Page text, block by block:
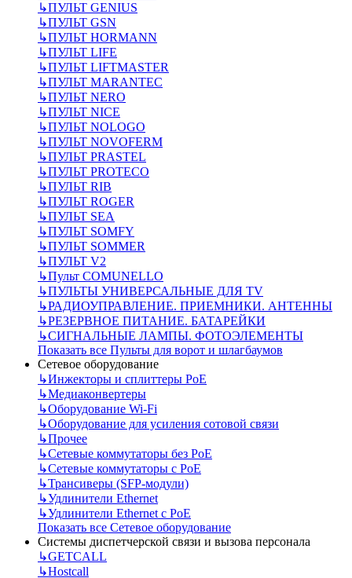
↳ПУЛЬТ GENIUS
↳ПУЛЬТ GSN
↳ПУЛЬТ HORMANN
↳ПУЛЬТ LIFE
↳ПУЛЬТ LIFTMASTER
↳ПУЛЬТ MARANTEC
↳ПУЛЬТ NERO
↳ПУЛЬТ NICE
↳ПУЛЬТ NOLOGO
↳ПУЛЬТ NOVOFERM
↳ПУЛЬТ PRASTEL
↳ПУЛЬТ PROTECO
↳ПУЛЬТ RIB
↳ПУЛЬТ ROGER
↳ПУЛЬТ SEA
↳ПУЛЬТ SOMFY
↳ПУЛЬТ SOMMER
↳ПУЛЬТ V2
↳Пульт СOMUNELLO
↳ПУЛЬТЫ УНИВЕРСАЛЬНЫЕ ДЛЯ TV
↳РАДИОУПРАВЛЕНИЕ. ПРИЕМНИКИ. АНТЕННЫ
↳РЕЗЕРВНОЕ ПИТАНИЕ. БАТАРЕЙКИ
↳СИГНАЛЬНЫЕ ЛАМПЫ. ФОТОЭЛЕМЕНТЫ
Показать все Пульты для ворот и шлагбаумов
Сетевое оборудование
↳Инжекторы и сплиттеры РоЕ
↳Медиаконвертеры
↳Оборудование Wi-Fi
↳Оборудование для усиления сотовой связи
↳Прочее
↳Сетевые коммутаторы без РоЕ
↳Сетевые коммутаторы с РоЕ
↳Трансиверы (SFP-модули)
↳Удлинители Ethernet
↳Удлинители Ethernet с PoE
Показать все Сетевое оборудование
Системы диспетчерской связи и вызова персонала
↳GETCALL
↳Hostcall